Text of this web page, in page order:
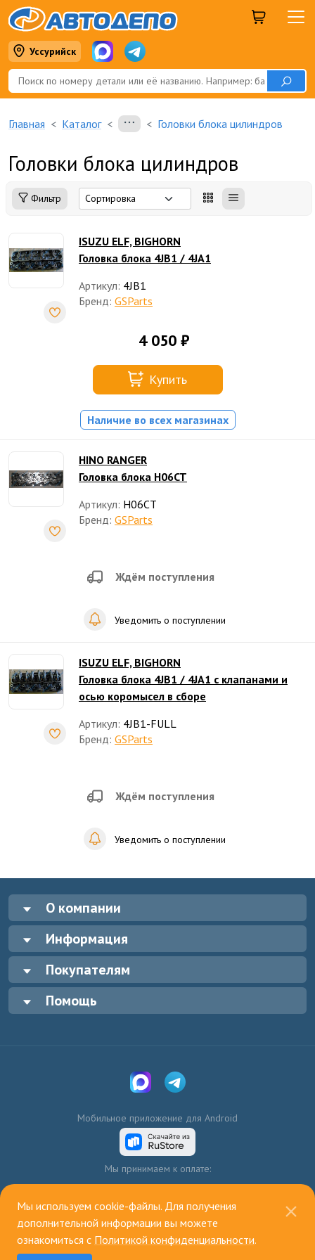
Уссурийск
Главная Каталог Головки блока цилиндров
Головки блока цилиндров
Фильтр
ISUZU ELF, BIGHORN
Головка блока 4JB1 / 4JA1
Артикул: 4JB1
Бренд: GSParts
4 050 ₽
Купить
Наличие во всех магазинах
HINO RANGER
Головка блока H06CT
Артикул: H06CT
Бренд: GSParts
Ждём поступления
Уведомить о поступлении
ISUZU ELF, BIGHORN
Головка блока 4JB1 / 4JA1 с клапанами и
осью коромысел в сборе
Артикул: 4JB1-FULL
Бренд: GSParts
Ждём поступления
Уведомить о поступлении
О компании
Информация
Покупателям
Помощь
Мобильное приложение для Android
Мы принимаем к оплате:
© 2003—2026, ИП Голенко А.В.
Мы используем cookie-файлы. Для получения
дополнительной информации вы можете
ознакомиться с Политикой конфиденциальности.